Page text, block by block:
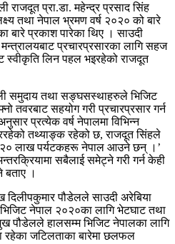
राजदूत प्रा.डा. महेन्द्र प्रसाद सिंह
तथा नेपाल भ्रमण वर्ष २०२० को बारे
बारे प्रकाश पारेका थिए । साउदी
मन्त्रालयबाट प्रचारप्रसारका लागि सहज
स्वीकृति लिन पहल भइरहेको राजदूत
समुदाय तथा सङ्घसस्थाहरुले भिजिट
सहयोग गरी प्रचारप्रसार गर्न
प्रत्येक वर्ष नेपालमा विभिन्न
तथ्याङ्क रहेको छ, राजदूत सिंहले
२० लाख पर्यटकहरू नेपाल आउने छन् ।’
सबैलाई समेट्ने गरी गर्न केही
बताए ।
दिलीपकुमार पौडेलले साउदी अरेबिया
नेपाल २०२०का लागि भेटघाट तथा
पौडेलले हालसम्म भिजिट नेपालका लागि
रहेका जटिलताका बारेमा छलफल